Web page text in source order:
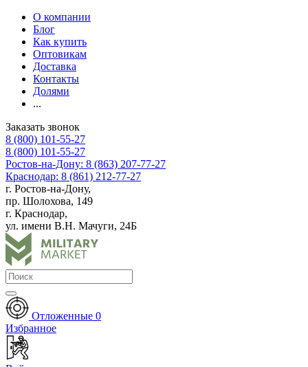
О компании
Блог
Как купить
Оптовикам
Доставка
Контакты
Долями
...
Заказать звонок
8 (800) 101-55-27
8 (800) 101-55-27
Ростов-на-Дону: 8 (863) 207-77-27
Краснодар: 8 (861) 212-77-27
г. Ростов-на-Дону,
пр. Шолохова, 149
г. Краснодар,
ул. имени В.Н. Мачуги, 24Б
Отложенные 0
Избранное